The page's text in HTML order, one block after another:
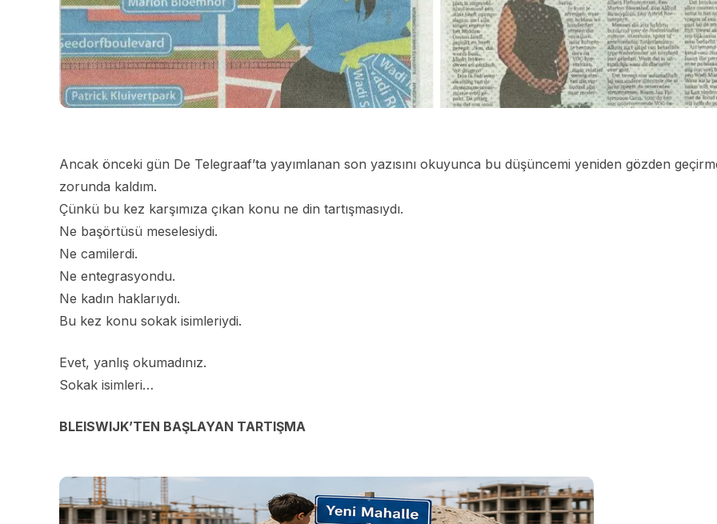
Ancak önceki gün De Telegraaf’ta yayımlanan son yazısını okuyunca bu düşüncemi yeniden gözden
zorunda kaldım.
Çünkü bu kez karşımıza çıkan konu ne din tartışmasıydı.
Ne başörtüsü meselesiydi.
Ne camilerdi.
Ne entegrasyondu.
Ne kadın haklarıydı.
Bu kez konu sokak isimleriydi.
Evet, yanlış okumadınız.
Sokak isimleri…
BLEISWIJK’TEN BAŞLAYAN TARTIŞMA